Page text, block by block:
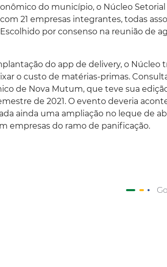
do município, o Núcleo
21 empresas integrantes, todas
por consenso na reunião de
do app de delivery, o
o custo de matérias-primas.
de Nova Mutum, que teve sua
de 2021. O evento deveria
ainda uma ampliação no leque de
empresas do ramo de panificação.